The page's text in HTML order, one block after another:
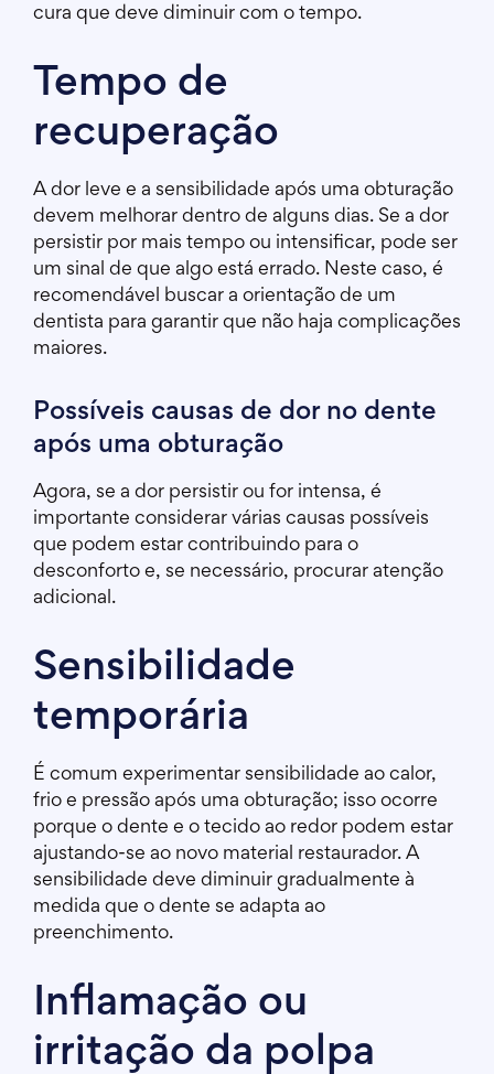
cura que deve diminuir com o tempo.
Tempo de
recuperação
A dor leve e a sensibilidade após uma obturação
devem melhorar dentro de alguns dias. Se a dor
persistir por mais tempo ou intensificar, pode ser
um sinal de que algo está errado. Neste caso, é
recomendável buscar a orientação de um
dentista para garantir que não haja complicações
maiores.
Possíveis causas de dor no dente
após uma obturação
Agora, se a dor persistir ou for intensa, é
importante considerar várias causas possíveis
que podem estar contribuindo para o
desconforto e, se necessário, procurar atenção
adicional.
Sensibilidade
temporária
É comum experimentar sensibilidade ao calor,
frio e pressão após uma obturação; isso ocorre
porque o dente e o tecido ao redor podem estar
ajustando-se ao novo material restaurador. A
sensibilidade deve diminuir gradualmente à
medida que o dente se adapta ao
preenchimento.
Inflamação ou
irritação da polpa